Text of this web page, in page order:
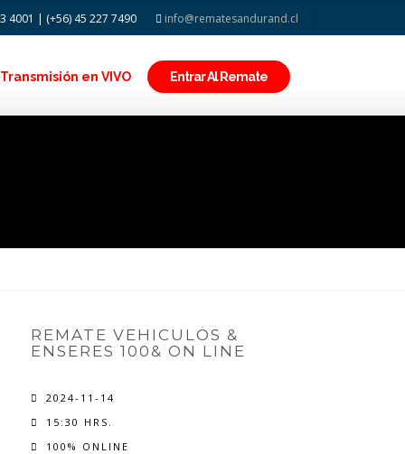
4001 | (+56) 45 227 7490 info@rematesandurand.cl
Transmisión en VIVO Entrar Al Remate
REMATE VEHICULOS &
ENSERES 100& ON LINE
2024-11-14
15:30 HRS.
100% ONLINE